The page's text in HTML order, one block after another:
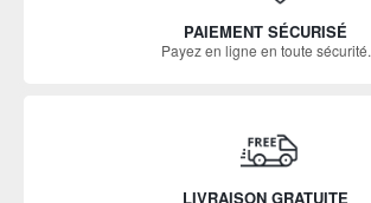
PAIEMENT SÉCURISÉ
Payez en ligne en toute sécurité.
LIVRAISON GRATUITE